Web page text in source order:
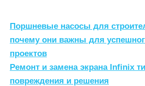
Н
а
в
и
Поршневые насосы для
почему они важны для
проектов
Ремонт и замена экрана Infinix
повреждения и решения